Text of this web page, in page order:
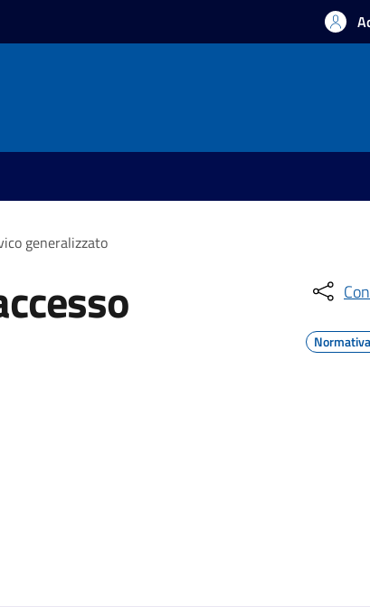
generalizzato